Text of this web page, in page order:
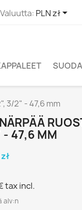
Valuutta: PLN zł
3/2" - 47,6 mm
47,6 MM
tax incl.
alv:n